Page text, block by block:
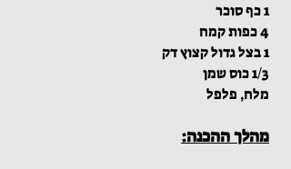
1 כף סוכר
4 כפות קמח
1 בצל גדול קצוץ דק
1/3 כוס שמן
מלח, פלפל
מהלך ההכנה: